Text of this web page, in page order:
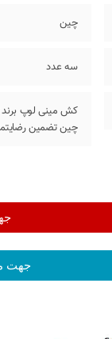
چین
سه عدد
چین تضمین
جهت